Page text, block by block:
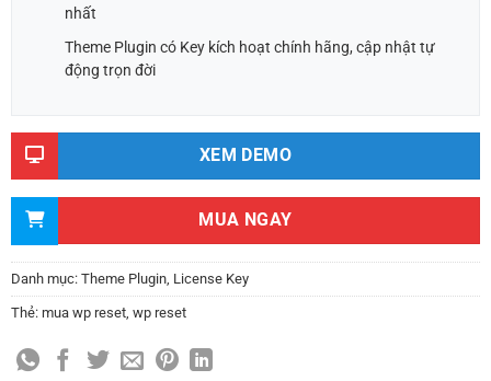
nhất
Theme Plugin có Key kích hoạt chính hãng, cập nhật tự
động trọn đời
XEM DEMO
MUA NGAY
Danh mục: Theme Plugin License Key
Thẻ: mua wp reset wp reset